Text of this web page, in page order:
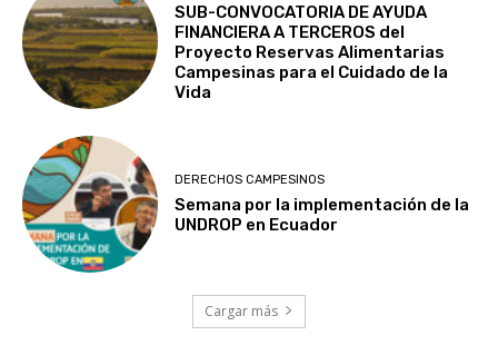
SUB-CONVOCATORIA DE AYUDA
FINANCIERA A TERCEROS del
Proyecto Reservas Alimentarias
Campesinas para el Cuidado de la
Vida
DERECHOS CAMPESINOS
Semana por la implementación de la
UNDROP en Ecuador
Cargar más